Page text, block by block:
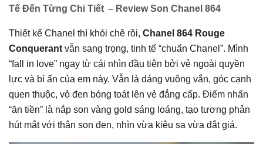
Tế Đến Từng Chi Tiết – Review Son Chanel 864
Thiết kế Chanel thì khỏi chê rồi, Chanel 864 Rouge
Conquerant vẫn sang trọng, tinh tế “chuẩn Chanel”. Mình
“fall in love” ngay từ cái nhìn đầu tiên bởi vẻ ngoài quyền
lực và bí ẩn của em này. Vẫn là dáng vuông vắn, góc cạnh
quen thuộc, vỏ đen bóng toát lên vẻ đẳng cấp. Điểm nhấn
“ăn tiền” là nắp son vàng gold sáng loáng, tạo tương phản
hút mắt với thân son đen, nhìn vừa kiêu sa vừa đắt giá.